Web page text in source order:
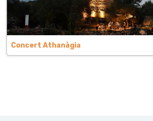
Concert Athanàgia